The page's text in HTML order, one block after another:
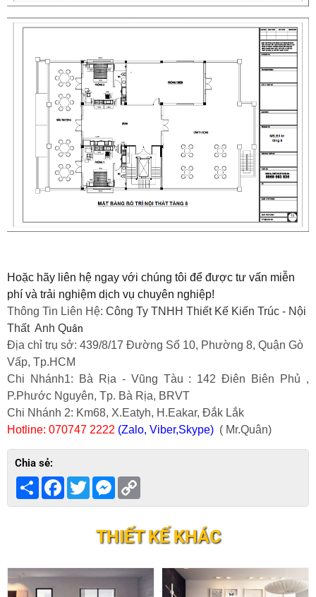
Hoặc hãy liên hệ ngay với chúng tôi để được tư vấn miễn
phí và trải nghiệm dịch vụ chuyên nghiệp!
Thông Tin Liên Hệ: Công Ty TNHH Thiết Kế Kiến Trúc - Nội
Thất Anh Quân
Địa chỉ trụ sở: 439/8/17 Đường Số 10, Phường 8, Quận Gò
Vấp, Tp.HCM
Chi Nhánh1: Bà Rịa - Vũng Tàu : 142 Điên Biên Phủ ,
P.Phước Nguyên, Tp. Bà Rịa, BRVT
Chi Nhánh 2: Km68, X.Eatyh, H.Eakar, Đắk Lắk
Hotline: 070747 2222 (Zalo, Viber,Skype) ( Mr.Quân)
Chia sẻ:
Share Facebook
TwitterMessenger
THIẾT KẾ KHÁC